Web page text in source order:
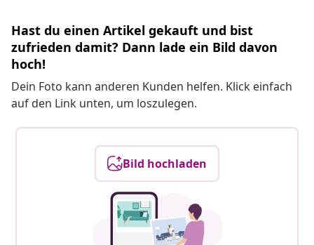
Hast du einen Artikel gekauft und bist
zufrieden damit? Dann lade ein Bild davon
hoch!
Dein Foto kann anderen Kunden helfen. Klick einfach
auf den Link unten, um loszulegen.
Bild hochladen